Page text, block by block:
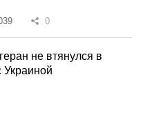
0
не втянулся в
Украиной